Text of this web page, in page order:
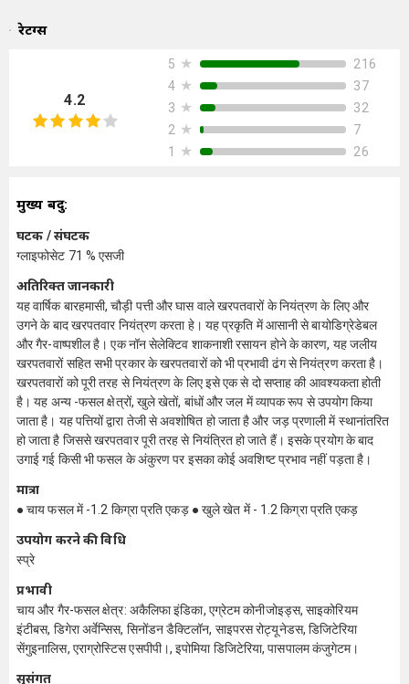
रेटिंग्स
4.2
5 ★
216
4 ★
37
3 ★
32
2 ★
7
1
★ 26
मुख्य बिंदु:
घटक / संघटक
ग्लाइफोसेट 71 % एसजी
अतिरिक्त जानकारी
यह वार्षिक बारहमासी, चौड़ी पत्ती और घास वाले खरपतवारों के नियंत्रण के लिए और
उगने के बाद खरपतवार नियंत्रण करता हे। यह प्रकृति में आसानी से बायोडिग्रेडेबल
और गैर-वाष्पशील है। एक नॉन सेलेक्टिव शाकनाशी रसायन होने के कारण, यह जलीय
खरपतवारों सहित सभी प्रकार के खरपतवारों को भी प्रभावी ढंग से नियंत्रण करता है।
खरपतवारों को पूरी तरह से नियंत्रण के लिए इसे एक से दो सप्ताह की आवश्यकता होती
है। यह अन्य -फसल क्षेत्रों, खुले खेतों, बांधों और जल में व्यापक रूप से उपयोग किया
जाता है। यह पत्तियों द्वारा तेजी से अवशोषित हो जाता है और जड़ प्रणाली में स्थानांतरित
हो जाता है जिससे खरपतवार पूरी तरह से नियंत्रित हो जाते हैं। इसके प्रयोग के बाद
उगाई गई किसी भी फसल के अंकुरण पर इसका कोई अवशिष्ट प्रभाव नहीं पड़ता है।
मात्रा
● चाय फसल में -1.2 किग्रा प्रति एकड़ ● खुले खेत में - 1.2 किग्रा प्रति एकड़
उपयोग करने की विधि
स्प्रे
प्रभावी
चाय और गैर-फसल क्षेत्र: अकैलिफा इंडिका, एग्रेटम कोनीजोइड्स, साइकोरियम
इंटीबस, डिगेरा अर्वेन्सिस, सिनोंडन डैक्टिलॉन, साइपरस रोट्यूनेडस, डिजिटेरिया
सेंगुइनालिस, एराग्रोस्टिस एसपीपी।, इपोमिया डिजिटेरिया, पासपालम कंजुगेटम।
सुसंगत